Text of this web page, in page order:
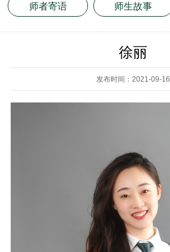
师者寄语 师生故事
徐丽
发布时间：2021-09-16